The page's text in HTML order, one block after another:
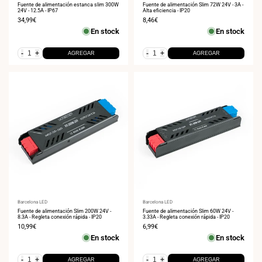
Fuente de alimentación estanca slim 300W
24V - 12.5A - IP67
Precio
34,99€
En stock
- + AGREGAR
Fuente de alimentación Slim 72W 24V - 3A -
Alta eficiencia - IP20
Precio
8,46€
En stock
- + AGREGAR
Proveedor:
Barcelona LED
Fuente de alimentación Slim 200W 24V -
8.3A - Regleta conexión rápida - IP20
Precio
10,99€
En stock
- + AGREGAR
Proveedor:
Barcelona LED
Fuente de alimentación Slim 60W 24V -
3.33A - Regleta conexión rápida - IP20
Precio
6,99€
En stock
- + AGREGAR